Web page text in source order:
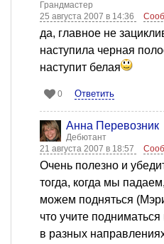
Грандмастер
25 августа 2007 в 14:36
да, главное не
наступила черная
наступит белая
0 Ответить
Анна Перевозник
Дебютант
21 августа 2007 в 18:57
Очень полезно и
тогда, когда мы
можем подняться
что учите
в разных